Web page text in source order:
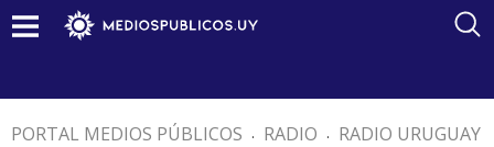
PORTAL MEDIOS PÚBLICOS . RADIO . RADIO URUGUAY